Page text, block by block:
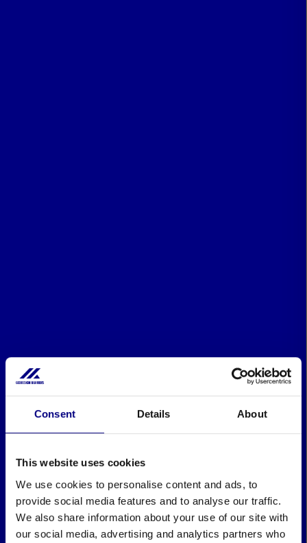
Consent Details About
This website uses cookies
We use cookies to personalise content and ads, to
provide social media features and to analyse our traffic.
We also share information about your use of our site with
our social media, advertising and analytics partners who